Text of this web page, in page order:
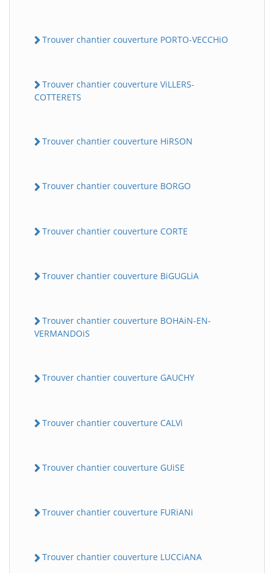
Trouver chantier couverture PORTO-VECCHiO
Trouver chantier couverture ViLLERS-
COTTERETS
Trouver chantier couverture HiRSON
Trouver chantier couverture BORGO
Trouver chantier couverture CORTE
Trouver chantier couverture BiGUGLiA
Trouver chantier couverture BOHAiN-EN-
VERMANDOiS
Trouver chantier couverture GAUCHY
Trouver chantier couverture CALVi
Trouver chantier couverture GUiSE
Trouver chantier couverture FURiANi
Trouver chantier couverture LUCCiANA